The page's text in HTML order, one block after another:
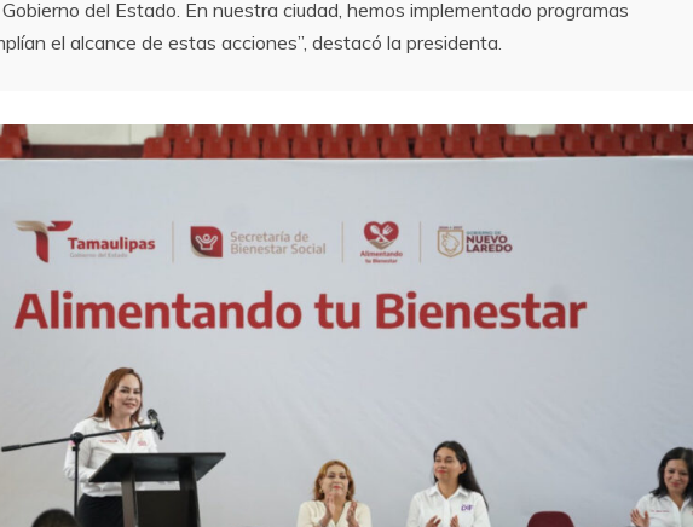
del Estado. En nuestra ciudad, hemos implementado programas
el alcance de estas acciones”, destacó la presidenta.